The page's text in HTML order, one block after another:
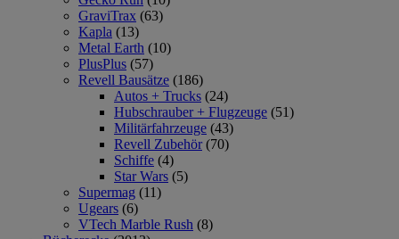
GraviTrax (63)
Kapla (13)
Metal Earth (10)
PlusPlus (57)
Revell Bausätze (186)
Autos + Trucks (24)
Hubschrauber + Flugzeuge (51)
Militärfahrzeuge (43)
Revell Zubehör (70)
Schiffe (4)
Star Wars (5)
Supermag (11)
Ugears (6)
VTech Marble Rush (8)